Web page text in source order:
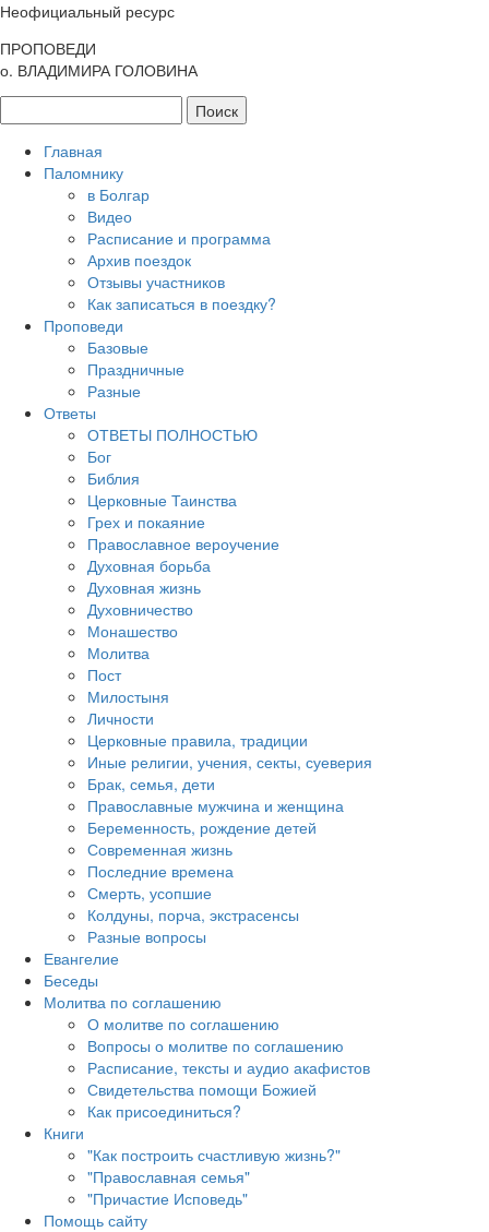
Неофициальный ресурс
ПРОПОВЕДИ
о. ВЛАДИМИРА ГОЛОВИНА
Главная
Паломнику
в Болгар
Видео
Расписание и программа
Архив поездок
Отзывы участников
Как записаться в поездку?
Проповеди
Базовые
Праздничные
Разные
Ответы
ОТВЕТЫ ПОЛНОСТЬЮ
Бог
Библия
Церковные Таинства
Грех и покаяние
Православное вероучение
Духовная борьба
Духовная жизнь
Духовничество
Монашество
Молитва
Пост
Милостыня
Личности
Церковные правила, традиции
Иные религии, учения, секты, суеверия
Брак, семья, дети
Православные мужчина и женщина
Беременность, рождение детей
Современная жизнь
Последние времена
Смерть, усопшие
Колдуны, порча, экстрасенсы
Разные вопросы
Евангелие
Беседы
Молитва по соглашению
О молитве по соглашению
Вопросы о молитве по соглашению
Расписание, тексты и аудио акафистов
Свидетельства помощи Божией
Как присоединиться?
Книги
"Как построить счастливую жизнь?"
"Православная семья"
"Причастие Исповедь"
Помощь сайту